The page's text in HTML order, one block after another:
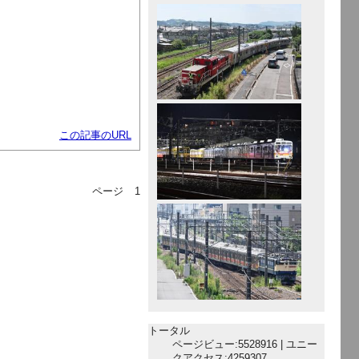
トータル
ページビュー:5528916 | ユニー
この記事のURL
ページ 1